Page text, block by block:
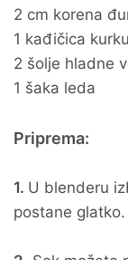
2 cm korena
1 kađičica
2 šolje hladne
1 šaka leda
Priprema:
1. U blenderu
postane